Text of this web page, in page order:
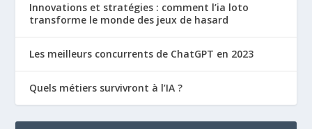
Innovations et stratégies : comment l’ia loto
transforme le monde des jeux de hasard
Les meilleurs concurrents de ChatGPT en 2023
Quels métiers survivront à l’IA ?